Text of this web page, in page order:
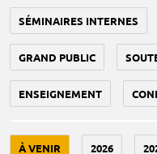
SÉMINAIRES INTERNES
GRAND PUBLIC
ENSEIGNEMENT
À VENIR 2026